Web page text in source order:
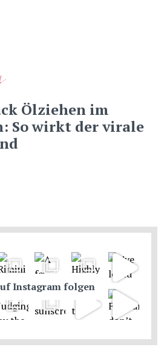
Ölziehen im
So wirkt der virale
Instagram folgen